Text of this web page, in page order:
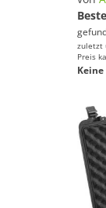
zuletzt
Preis